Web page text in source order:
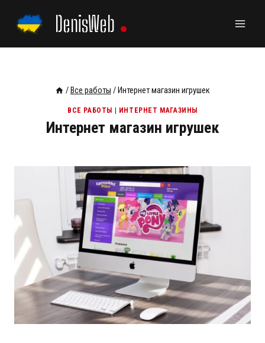
содержанию
DenisWeb
/Все работы /Интернет магазин игрушек
ВСЕ РАБОТЫ ИНТЕРНЕТ МАГАЗИНЫ
Интернет магазин игрушек